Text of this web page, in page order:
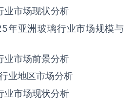
业市场现状分析
年亚洲‌‌‌‌玻璃‌‌‌‌‌‌‌‌‌‌‌‌‌行业市场规模与
业市场前景分析
业地区市场分析
业市场现状分析